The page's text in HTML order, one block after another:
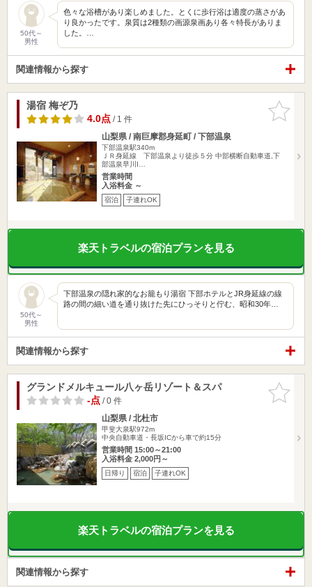
50代～
男性
色々な浴槽があり楽しめました。とくに歩行浴は適度の蒸さがあ
り良かったです。泉質は2種類の画源泉画あり各々特長がありま
した。…
関連情報から探す
お気に入
りに追加
湯宿 梅ぞ乃
4.0点/ 1 件
山梨県 / 南巨摩郡身延町 / 下部温泉
下部温泉駅340m
ＪＲ身延線 下部温泉より徒歩５分 中部横断自動車道,下
部温泉早川I…
営業時間
入浴料金 ～
宿泊 子連れOK
楽天トラベルの宿泊プランを見る
50代～
男性
下部温泉の隠れ家的なお籠もり湯宿 下部ホテルとJR身延線の線
路の間の細い道を通り抜けた先にひっそりと佇む、昭和30年…
関連情報から探す
お気に入
りに追加
グランドメルキュール八ヶ岳リゾート＆スパ
-点/ 0 件
山梨県 / 北杜市
甲斐大泉駅972m
中央自動車道・長坂ICから車で約15分
営業時間 15:00～21:00
入浴料金 2,000円～
日帰り 宿泊 子連れOK
楽天トラベルの宿泊プランを見る
関連情報から探す